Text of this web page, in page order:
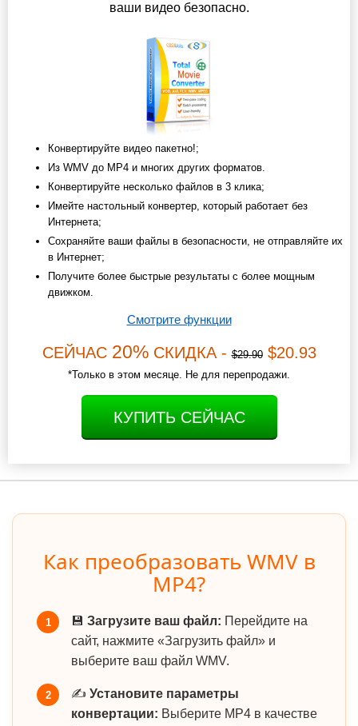
ваши видео безопасно.
Конвертируйте видео пакетно!;
Из WMV до MP4 и многих других форматов.
Конвертируйте несколько файлов в 3 клика;
Имейте настольный конвертер, который работает без
Интернета;
Сохраняйте ваши файлы в безопасности, не отправляйте их
в Интернет;
Получите более быстрые результаты с более мощным
движком.
Смотрите функции
СЕЙЧАС 20%СКИДКА -$29.90$20.93
*Только в этом месяце. Не для перепродажи.
КУПИТЬ СЕЙЧАС
Как преобразовать WMV в
MP4?
1 💾 Загрузите ваш файл: Перейдите на
сайт, нажмите «Загрузить файл» и
выберите ваш файл WMV.
2 ✍️ Установите параметры
конвертации: Выберите MP4 в качестве